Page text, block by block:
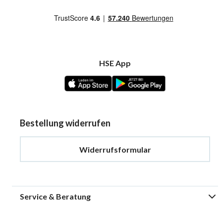
HSE App
Bestellung widerrufen
Widerrufsformular
Service & Beratung